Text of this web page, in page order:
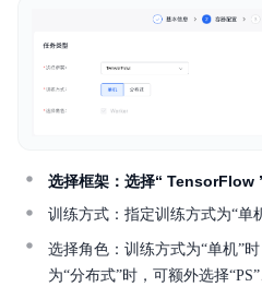
选择框架：选择“ TensorFlow
训练方式：指定训练方式为“单
选择角色：训练方式为“单机”
为“分布式”时，可额外选择“PS”